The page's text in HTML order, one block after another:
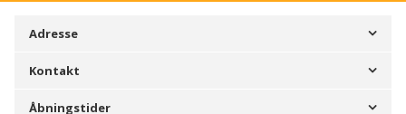
Adresse
Kontakt
Åbningstider